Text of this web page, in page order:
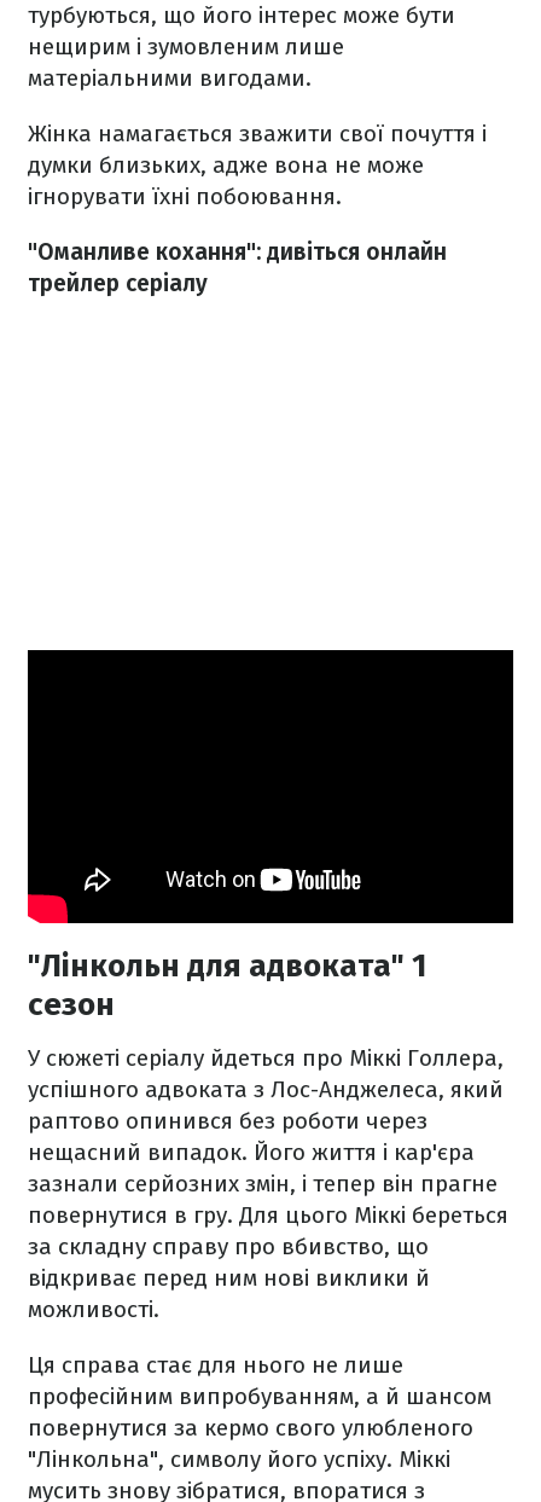
турбуються, що його інтерес може бути
нещирим і зумовленим лише
матеріальними вигодами.
Жінка намагається зважити свої почуття і
думки близьких, адже вона не може
ігнорувати їхні побоювання.
"Оманливе кохання": дивіться онлайн
трейлер серіалу
"Лінкольн для адвоката" 1
сезон
У сюжеті серіалу йдеться про Міккі Голлера,
успішного адвоката з Лос-Анджелеса, який
раптово опинився без роботи через
нещасний випадок. Його життя і кар'єра
зазнали серйозних змін, і тепер він прагне
повернутися в гру. Для цього Міккі береться
за складну справу про вбивство, що
відкриває перед ним нові виклики й
можливості.
Ця справа стає для нього не лише
професійним випробуванням, а й шансом
повернутися за кермо свого улюбленого
"Лінкольна", символу його успіху. Міккі
мусить знову зібратися, впоратися з